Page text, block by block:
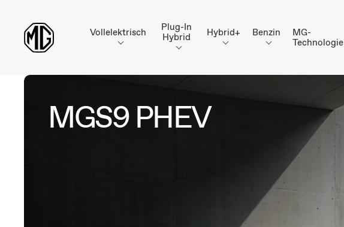
Vollelektrisch
Plug-In
Hybrid+ Benzin
MG-
Technologie
MGS9 PHEV